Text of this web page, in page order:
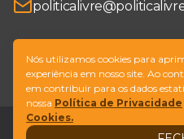
SIGA-NOS
Legal
Nós utilizamos cookies para
experiência em nosso site. Ao
em contribuir para os dados
nossa Política de Privacidade
Cookies.